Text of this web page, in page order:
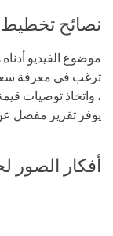
نصائح تخطيط
موضوع الفيديو
ترغب في معرفة
، واتخاذ توصيات
يوفر تقرير مفصل
أفكار الصور